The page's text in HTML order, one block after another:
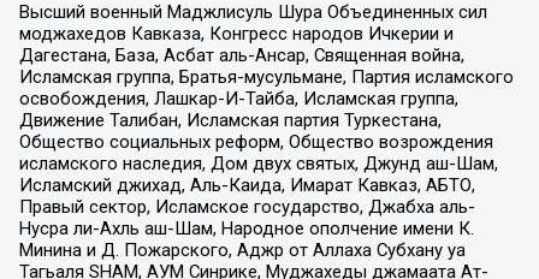
Высший военный Маджлисуль Шура Объединенных сил
моджахедов Кавказа, Конгресс народов Ичкерии и
Дагестана, База, Асбат аль-Ансар, Священная война,
Исламская группа, Братья-мусульмане, Партия исламского
освобождения, Лашкар-И-Тайба, Исламская группа,
Движение Талибан, Исламская партия Туркестана,
Общество социальных реформ, Общество возрождения
исламского наследия, Дом двух святых, Джунд аш-Шам,
Исламский джихад, Аль-Каида, Имарат Кавказ, АБТО,
Правый сектор, Исламское государство, Джабха аль-
Нусра ли-Ахль аш-Шам, Народное ополчение имени К.
Минина и Д. Пожарского, Аджр от Аллаха Субхану уа
Тагьаля SHAM, АУМ Синрике, Муджахеды джамаата Ат-